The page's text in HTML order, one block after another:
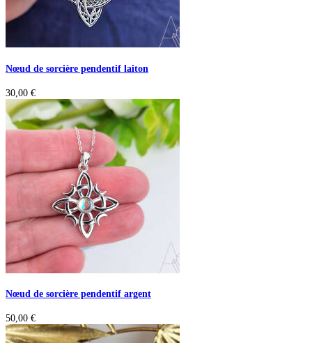
Nœud de sorcière pendentif laiton
30,00 €
Nœud de sorcière pendentif argent
50,00 €